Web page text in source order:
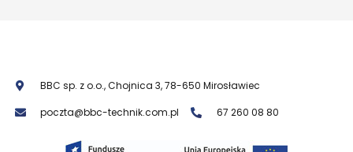
BBC sp. z o.o., Chojnica 3, 78-650 Mirosławiec
poczta@bbc-technik.com.pl
67 260 08 80